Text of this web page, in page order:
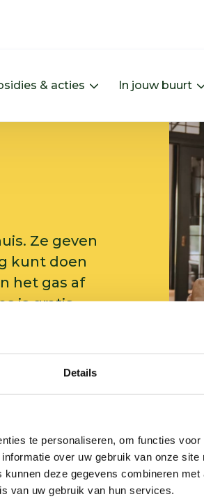
Details
te personaliseren, om functies
over uw gebruik van onze
deze gegevens combineren
van uw gebruik van hun services.
besparen uitklappen
& acties Menu Subsidies
In jouw buurt
Ze geven
kunt doen
het gas af
is gratis.
van je woning, waar
van Energie in
is om de toekomst duurzaam
energiescan is gratis en